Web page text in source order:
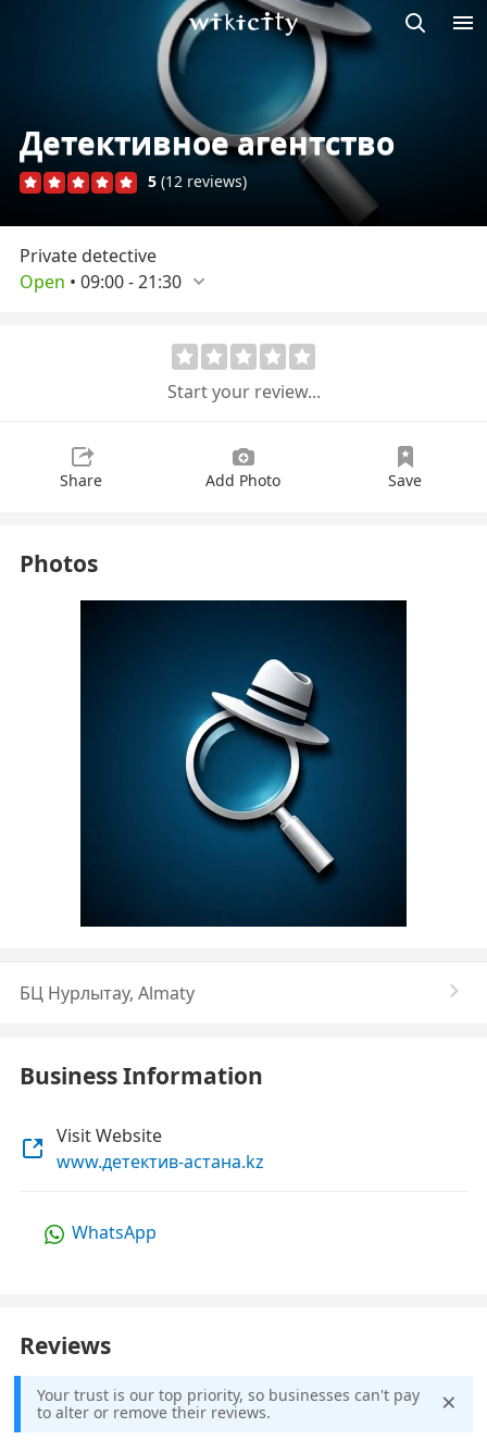
Wikicity
Детективное агентство
5 (12 reviews)
Private detective
Open • 09:00-21:30
Start your review...
Share Add Photo Save
Photos
БЦ Нурлытау, Almaty
Business Information
Visit Website
www.детектив-астана.kz
WhatsApp
Reviews
Your trust is our top priority, so businesses can't pay
to alter or remove their reviews.
×